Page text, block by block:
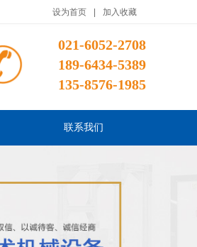
设为首页 加入收藏
021-6052-2708
189-6434-5389
135-8576-1985
联系我们